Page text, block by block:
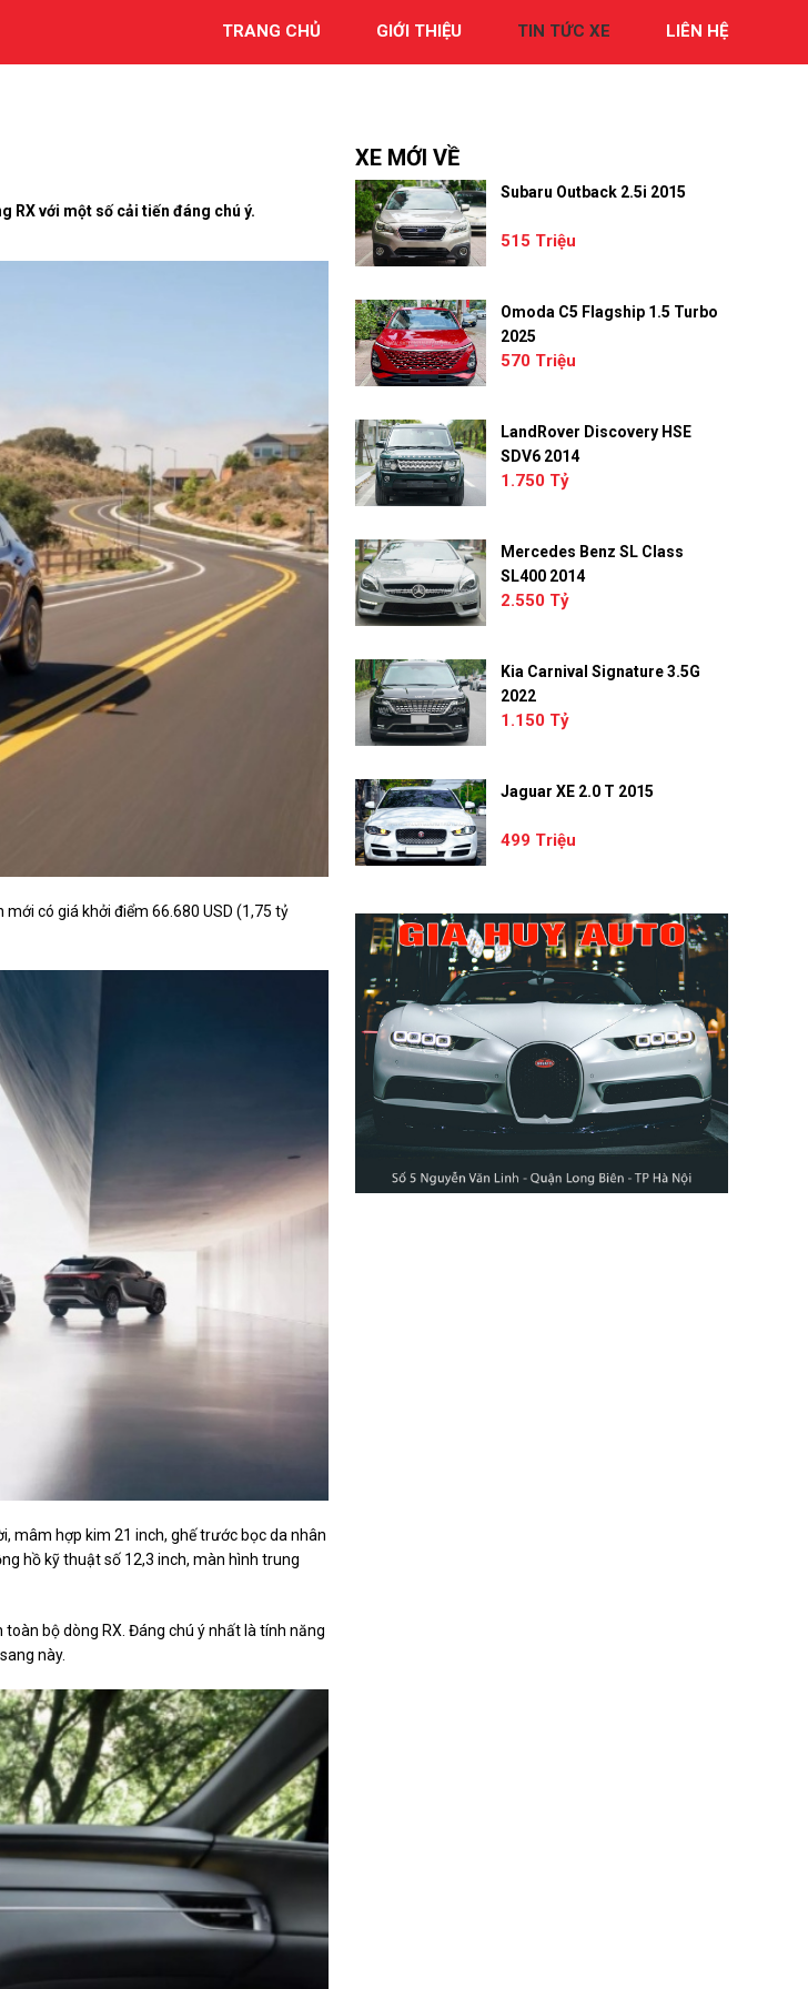
TRANG CHỦ GIỚI THIỆU TIN TỨC XE LIÊN HỆ
RX với một số cải tiến đáng chú ý.
có giá khởi điểm 66.680 USD (1,75 tỷ
mâm hợp kim 21 inch, ghế trước bọc da nhân
hồ kỹ thuật số 12,3 inch, màn hình trung
bộ dòng RX. Đáng chú ý nhất là tính năng
này.
XE MỚI VỀ
Subaru Outback 2.5i 2015
515 Triệu
Omoda C5 Flagship 1.5 Turbo
2025
570 Triệu
LandRover Discovery HSE
SDV6 2014
1.750 Tỷ
Mercedes Benz SL Class
SL400 2014
2.550 Tỷ
Kia Carnival Signature 3.5G
2022
1.150 Tỷ
Jaguar XE 2.0 T 2015
499 Triệu